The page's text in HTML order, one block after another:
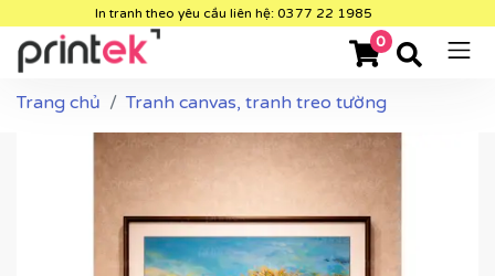
In tranh theo yêu cầu liên hệ: 0377 22 1985
0
Trang chủ Tranh canvas, tranh treo tường